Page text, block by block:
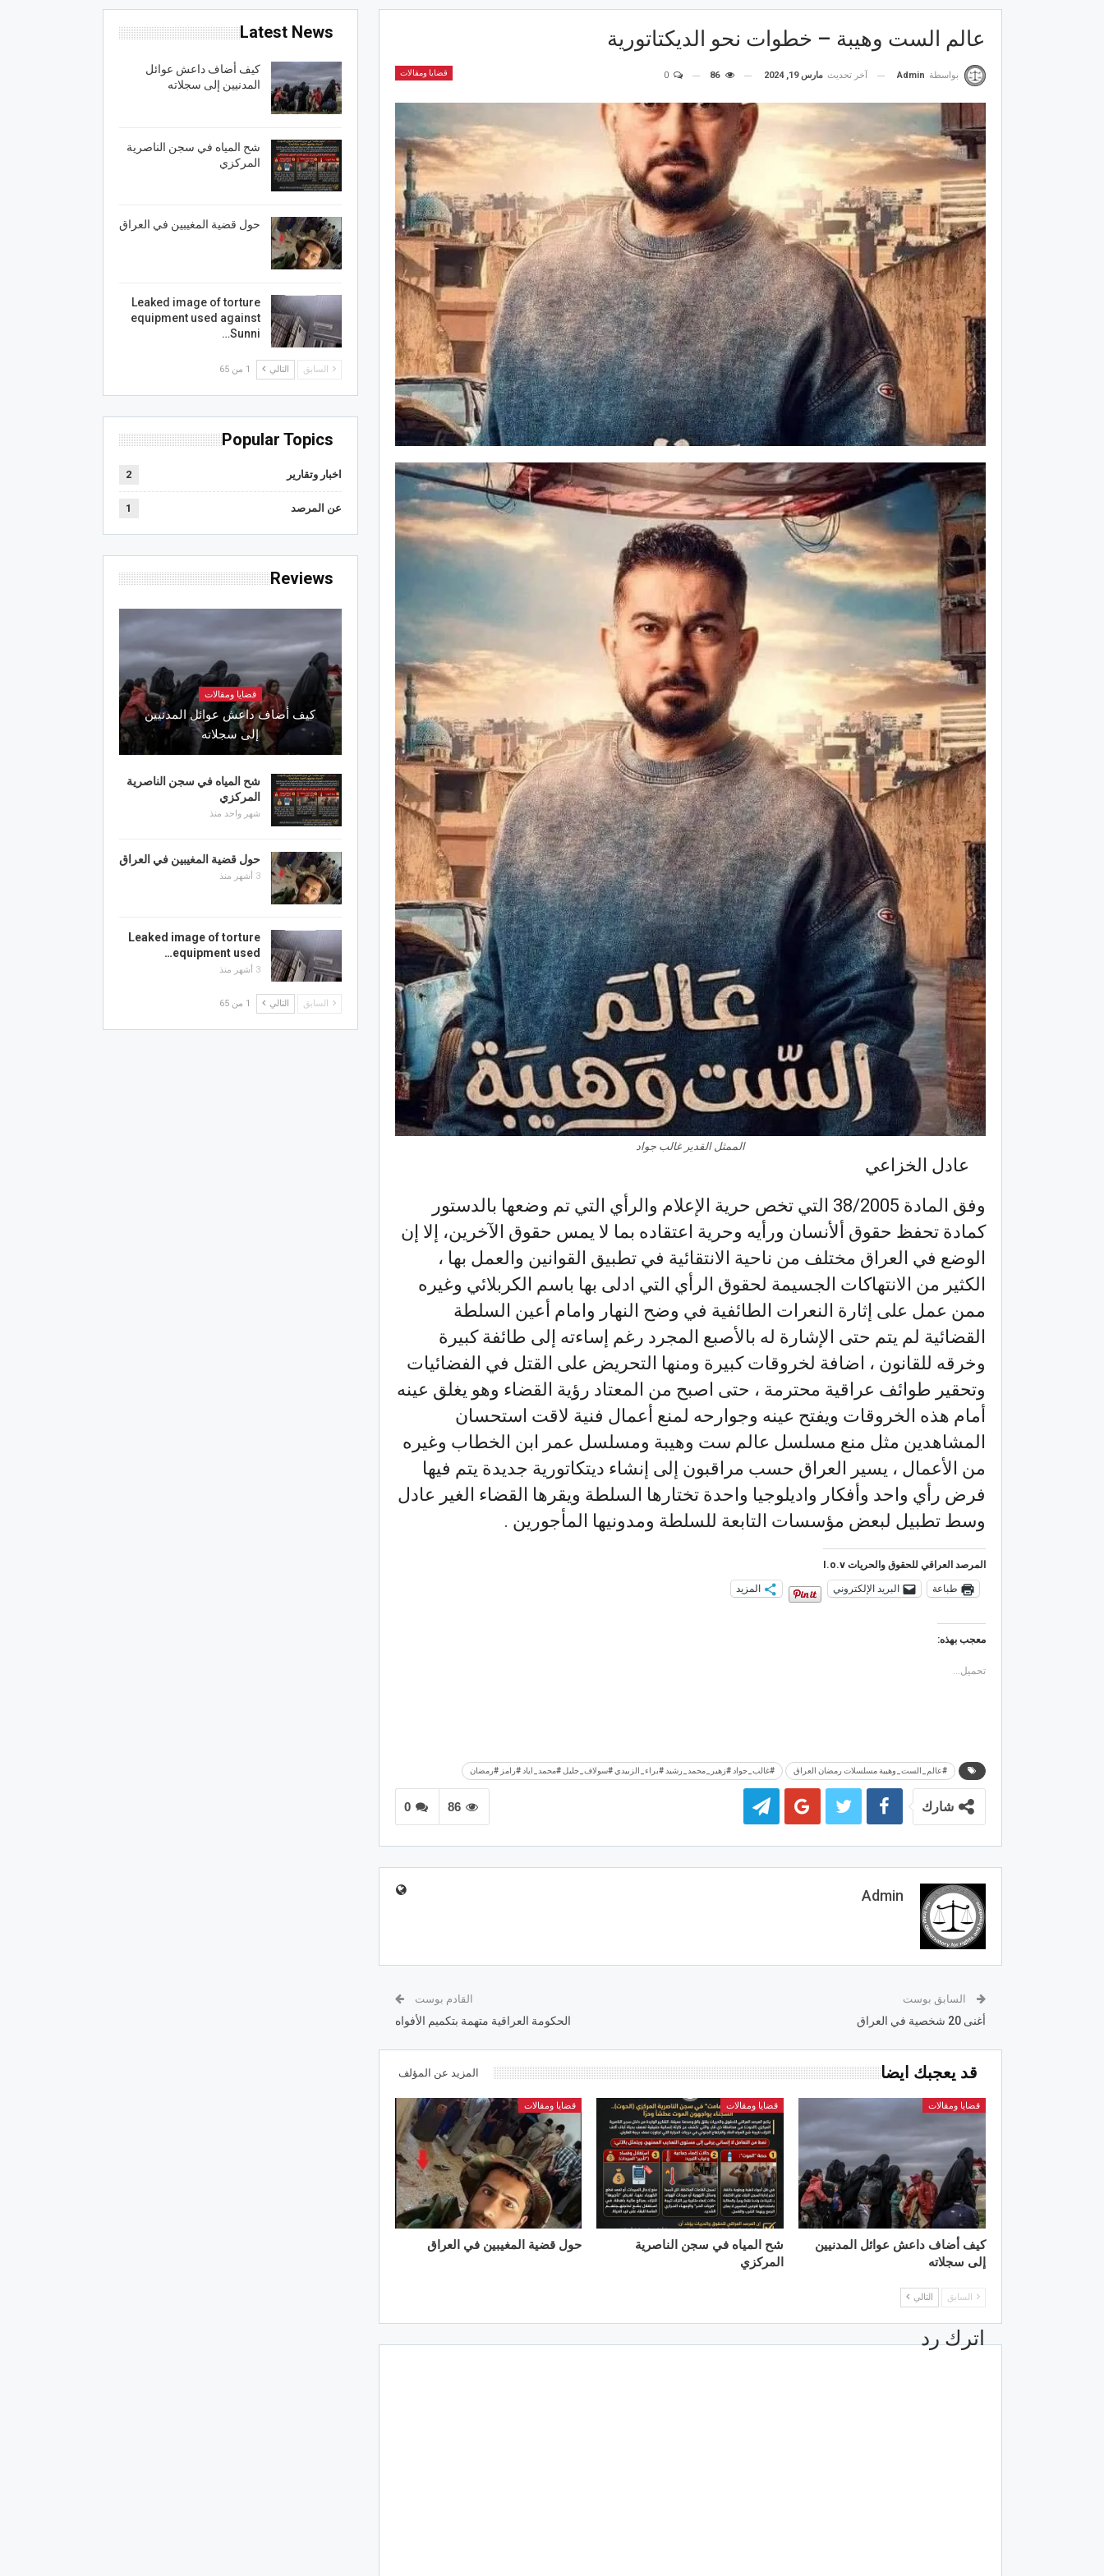
عالم الست وهيبة – خطوات نحو الديكتاتورية
قضايا ومقالات بواسطة Admin آخر تحديث مارس 19, 2024 86
0
الممثل القدير غالب جواد
عادل الخزاعي
وفق المادة 38/2005 التي تخص حرية الإعلام والرأي التي تم وضعها بالدستور
كمادة تحفظ حقوق ألأنسان ورأيه وحرية اعتقاده بما لا يمس حقوق الآخرين، إلا إن
الوضع في العراق مختلف من ناحية الانتقائية في تطبيق القوانين والعمل بها ،
الكثير من الانتهاكات الجسيمة لحقوق الرأي التي ادلى بها باسم الكربلائي وغيره
ممن عمل على إثارة النعرات الطائفية في وضح النهار وامام أعين السلطة
القضائية لم يتم حتى الإشارة له بالأصبع المجرد رغم إساءته إلى طائفة كبيرة
وخرقه للقانون ، اضافة لخروقات كبيرة ومنها التحريض على القتل في الفضائيات
وتحقير طوائف عراقية محترمة ، حتى اصبح من المعتاد رؤية القضاء وهو يغلق عينه
أمام هذه الخروقات ويفتح عينه وجوارحه لمنع أعمال فنية لاقت استحسان
المشاهدين مثل منع مسلسل عالم ست وهيبة ومسلسل عمر ابن الخطاب وغيره
من الأعمال ، يسير العراق حسب مراقبون إلى إنشاء ديتكاتورية جديدة يتم فيها
فرض رأي واحد وأفكار واديلوجيا واحدة تختارها السلطة ويقرها القضاء الغير عادل
وسط تطبيل لبعض مؤسسات التابعة للسلطة ومدونيها المأجورين .
المرصد العراقي للحقوق والحريات I.o.v
طباعة البريد الإلكتروني المزيد
معجب بهذه:
تحميل...
#عالم_الست_وهيبة مسلسلات رمضان العراق #غالب_جواد #زهير_محمد_رشيد #براء_الزبيدي #سولاف_جليل #محمد_اياد #رامز #رمضان
0 86 شارك
Admin
السابق بوست
أغنى 20 شخصية في العراق
القادم بوست
الحكومة العراقية متهمة بتكميم الأفواه
قد يعجبك ايضا المزيد عن المؤلف
قضايا ومقالات
كيف أضاف داعش عوائل المدنيين
إلى سجلاته
قضايا ومقالات
شح المياه في سجن الناصرية
المركزي
قضايا ومقالات
حول قضية المغيبين في العراق
السابق التالي
اترك رد
Latest News
كيف أضاف داعش عوائل
المدنيين إلى سجلاته
شح المياه في سجن الناصرية
المركزي
حول قضية المغيبين في العراق
Leaked image of torture
equipment used against
Sunni…
السابق التالي 1 من 65
Popular Topics
اخبار وتقارير 2
عن المرصد 1
Reviews
قضايا ومقالات
كيف أضاف داعش عوائل المدنيين
إلى سجلاته
شح المياه في سجن الناصرية
المركزي
شهر واحد منذ
حول قضية المغيبين في العراق
3 أشهر منذ
Leaked image of torture
equipment used…
3 أشهر منذ
السابق التالي 1 من 65